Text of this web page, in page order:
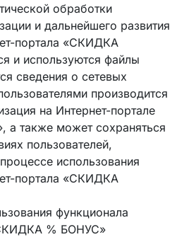
обработки
и дальнейшего развития
портала «СКИДКА
и используются файлы
сведения о сетевых
производится
на Интернет-портале
также может сохраняться
пользователей,
использования
портала «СКИДКА
функционала
% БОНУС»